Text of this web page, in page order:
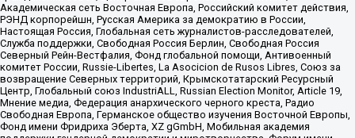
Академическая сеть Восточная Европа, Российский комитет действия,
РЭНД корпорейшн, Русская Америка за демократию в России,
Настоящая Россия, Глобальная сеть журналистов-расследователей,
Служба поддержки, Свободная Россия Берлин, Свободная Россия
Северный Рейн-Вестфалия, Фонд глобальной помощи, Антивоенный
комитет России, Russie-Libertes, La Asocicion de Rusos Libres, Союз за
возвращение Северных территорий, Крымскотатарский Ресурсный
Центр, Глобальный союз IndustriALL, Russian Election Monitor, Article 19,
Мнение медиа, Федерация анархического черного креста, Радио
Свободная Европа, Германское общество изучения Восточной Европы,
Фонд имени Фридриха Эберта, XZ gGmbH, Мобильная академия